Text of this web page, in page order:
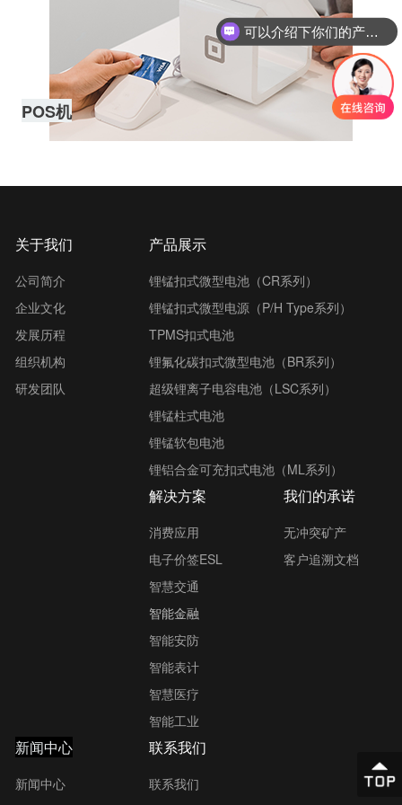
POS机
关于我们
公司简介
企业文化
发展历程
组织机构
研发团队
产品展示
锂锰扣式微型电池（CR系列）
锂锰扣式微型电源（P/H Type系列）
TPMS扣式电池
锂氟化碳扣式微型电池（BR系列）
超级锂离子电容电池（LSC系列）
锂锰柱式电池
锂锰软包电池
锂铝合金可充扣式电池（ML系列）
解决方案
消费应用
电子价签ESL
智慧交通
智能金融
智能安防
智能表计
智慧医疗
智能工业
我们的承诺
无冲突矿产
客户追溯文档
新闻中心
新闻中心
联系我们
联系我们
可以介绍下你们的产品么